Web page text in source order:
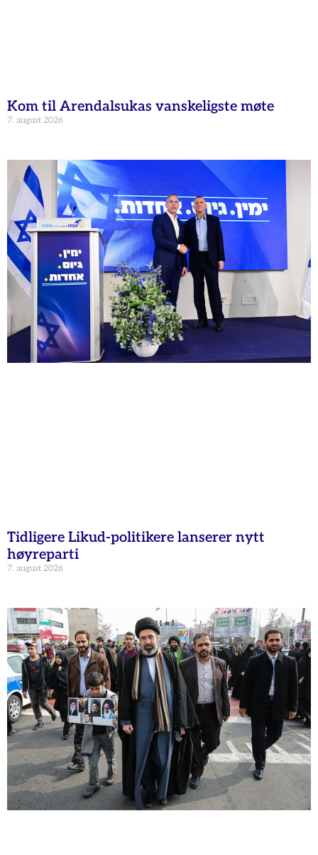
Kom til Arendalsukas vanskeligste møte
7. august 2026
Tidligere Likud-politikere lanserer nytt
høyreparti
7. august 2026